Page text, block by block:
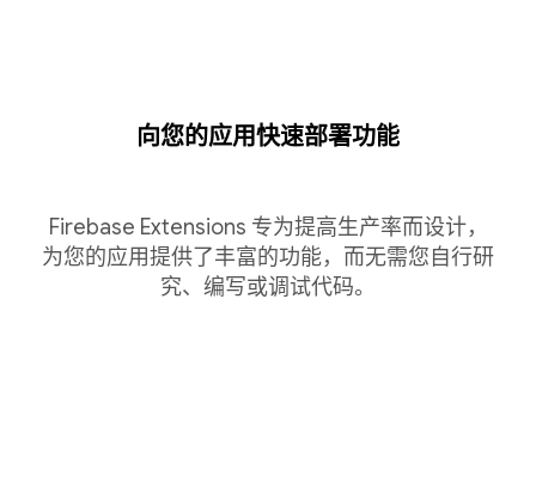
向您的应用快速部署功能
Firebase Extensions 专为提高生产率而设计，
为您的应用提供了丰富的功能，而无需您自行研
究、编写或调试代码。